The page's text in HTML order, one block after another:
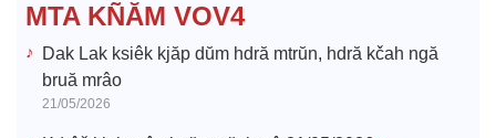
o
MTA KÑĂM VOV4
Dak Lak ksiêk kjăp dŭm hdră mtrŭn, hdră kčah ngă
bruă mrâo
21/05/2026